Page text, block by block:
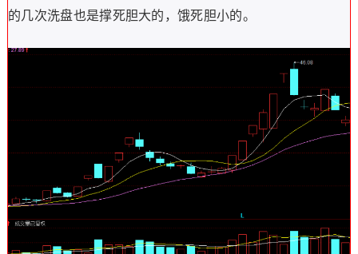
的几次洗盘也是撑死胆大的，饿死胆小的。